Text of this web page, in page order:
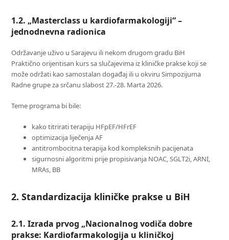
1.2. „Masterclass u kardiofarmakologiji“ –
jednodnevna radionica
Održavanje uživo u Sarajevu ili nekom drugom gradu BiH
Praktično orijentisan kurs sa slučajevima iz kliničke prakse koji se
može održati kao samostalan događaj ili u okviru Simpozijuma
Radne grupe za srčanu slabost 27.-28. Marta 2026.
Teme programa bi bile:
kako titrirati terapiju HFpEF/HFrEF
optimizacija liječenja AF
antitrombocitna terapija kod kompleksnih pacijenata
sigurnosni algoritmi prije propisivanja NOAC, SGLT2i, ARNI,
MRAs, BB
2. Standardizacija kliničke prakse u BiH
2.1. Izrada prvog „Nacionalnog vodiča dobre
prakse: Kardiofarmakologija u kliničkoj